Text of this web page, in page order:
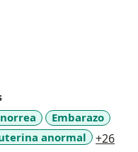
Embarazo
anormal +26